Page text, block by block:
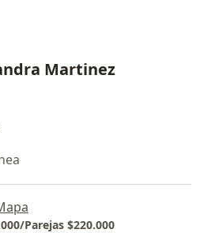
Martinez
Parejas $220.000